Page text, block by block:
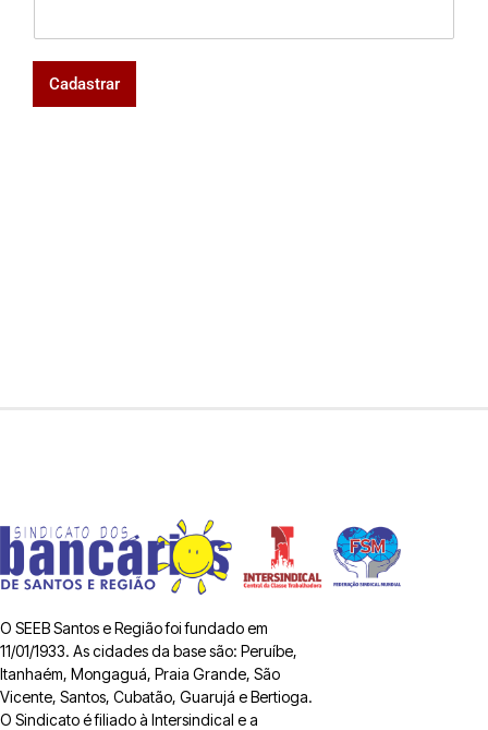
Cadastrar
O SEEB Santos e Região foi fundado em
11/01/1933. As cidades da base são: Peruíbe,
Itanhaém, Mongaguá, Praia Grande, São
Vicente, Santos, Cubatão, Guarujá e Bertioga.
O Sindicato é filiado à Intersindical e a